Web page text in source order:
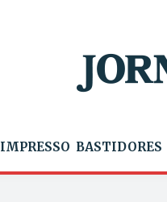
IMPRESSO BASTIDORES